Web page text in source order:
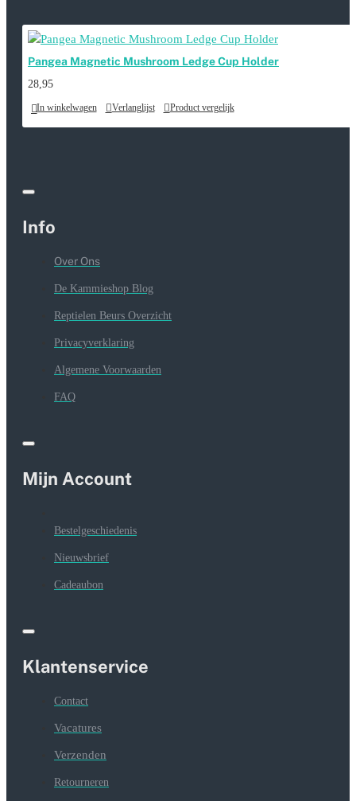
Pangea Magnetic Mushroom Ledge Cup Holder
28,95
In winkelwagen Verlanglijst Product vergelijk
Info
Over Ons
De Kammieshop Blog
Reptielen Beurs Overzicht
Privacyverklaring
Algemene Voorwaarden
FAQ
Mijn Account
Bestelgeschiedenis
Nieuwsbrief
Cadeaubon
Klantenservice
Contact
Vacatures
Verzenden
Retourneren